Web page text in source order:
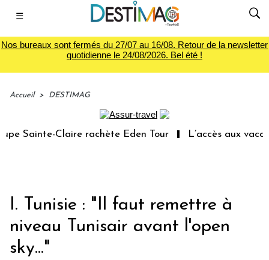
☰
Nos bureaux sont fermés du 27/07 au 16/08. Retour de la newsletter
quotidienne le 24/08/2026. Bel été !
Accueil > DESTIMAG
Claire rachète Eden Tour L’accès aux
I. Tunisie : "Il faut remettre à
niveau Tunisair avant l'open
sky..."